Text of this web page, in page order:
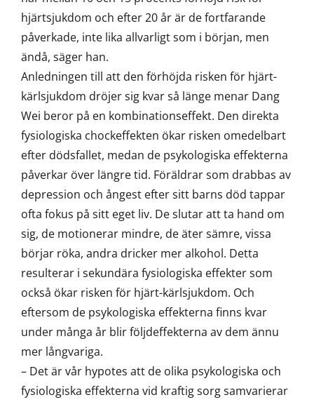
hjärtsjukdom och efter 20 år är de fortfarande
påverkade, inte lika allvarligt som i början, men
ändå, säger han.
Anledningen till att den förhöjda risken för hjärt-
kärlsjukdom dröjer sig kvar så länge menar Dang
Wei beror på en kombinationseffekt. Den direkta
fysiologiska chockeffekten ökar risken omedelbart
efter dödsfallet, medan de psykologiska effekterna
påverkar över längre tid. Föräldrar som drabbas av
depression och ångest efter sitt barns död tappar
ofta fokus på sitt eget liv. De slutar att ta hand om
sig, de motionerar mindre, de äter sämre, vissa
börjar röka, andra dricker mer alkohol. Detta
resulterar i sekundära fysiologiska effekter som
också ökar risken för hjärt-kärlsjukdom. Och
eftersom de psykologiska effekterna finns kvar
under många år blir följdeffekterna av dem ännu
mer långvariga.
– Det är vår hypotes att de olika psykologiska och
fysiologiska effekterna vid kraftig sorg samvarierar